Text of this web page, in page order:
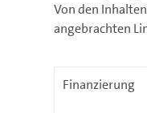
Von den
angebrachten
Finanzierung